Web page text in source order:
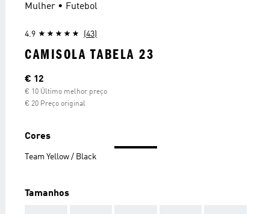
Mulher • Futebol
4.9 (43)
CAMISOLA TABELA 23
Preço atual
€ 12
€ 10 Último melhor preço
€ 20 Preço original
Cores
Team Yellow / Black
Tamanhos